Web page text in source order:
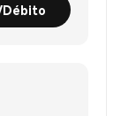
Débito